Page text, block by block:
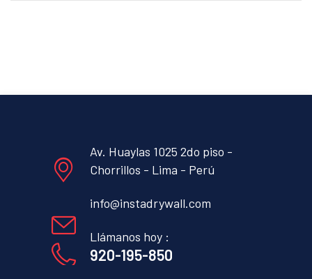
Av. Huaylas 1025 2do piso -
Chorrillos - Lima - Perú
info@instadrywall.com
Llámanos hoy :
920-195-850